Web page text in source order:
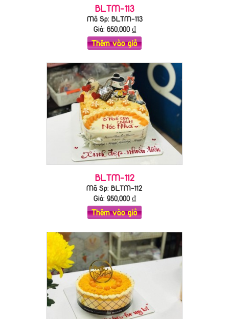
BLTM-113
Mã Sp: BLTM-113
Giá: 650,000₫
Thêm vào giỏ
BLTM-112
Mã Sp: BLTM-112
Giá: 950,000₫
Thêm vào giỏ